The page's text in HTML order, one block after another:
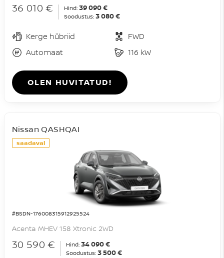
36 010 € Hind: 39 090 €
Soodustus: 3 080 €
Kerge hübriid
FWD
Automaat
116 kW
OLEN HUVITATUD!
saadaval
#BSDN-176008315912925524
Nissan QASHQAI
Acenta MHEV 158 Xtronic 2WD
30 590 € Hind: 34 090 €
Soodustus: 3 500 €